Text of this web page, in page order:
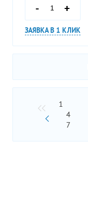
- +
ЗАЯВКА В 1 КЛИК
1
4
7